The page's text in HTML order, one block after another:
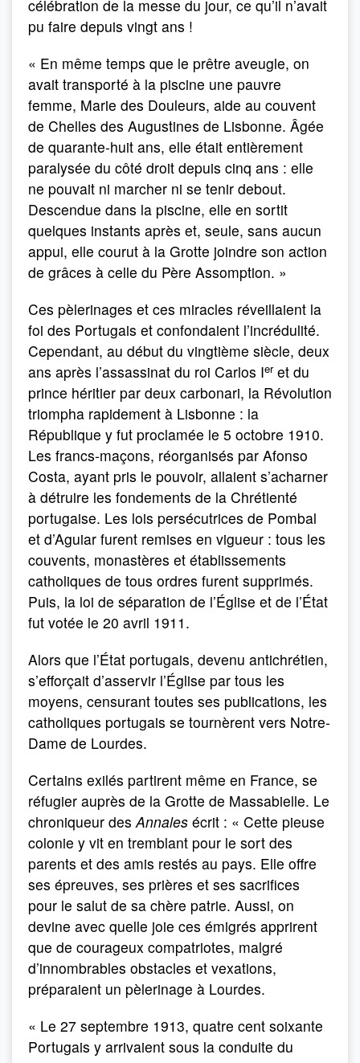
célébration de la messe du jour, ce qu’il n’avait
pu faire depuis vingt ans !
« En même temps que le prêtre aveugle, on
avait transporté à la piscine une pauvre
femme, Marie des Douleurs, aide au couvent
de Chelles des Augustines de Lisbonne. Âgée
de quarante-huit ans, elle était entièrement
paralysée du côté droit depuis cinq ans : elle
ne pouvait ni marcher ni se tenir debout.
Descendue dans la piscine, elle en sortit
quelques instants après et, seule, sans aucun
appui, elle courut à la Grotte joindre son action
de grâces à celle du Père Assomption. »
Ces pèlerinages et ces miracles réveillaient la
foi des Portugais et confondaient l’incrédulité.
Cependant, au début du vingtième siècle, deux
ans après l’assassinat du roi Carlos Ieret du
prince héritier par deux carbonari, la Révolution
triompha rapidement à Lisbonne : la
République y fut proclamée le 5 octobre 1910.
Les francs-maçons, réorganisés par Afonso
Costa, ayant pris le pouvoir, allaient s’acharner
à détruire les fondements de la Chrétienté
portugaise. Les lois persécutrices de Pombal
et d’Aguiar furent remises en vigueur : tous les
couvents, monastères et établissements
catholiques de tous ordres furent supprimés.
Puis, la loi de séparation de l’Église et de l’État
fut votée le 20 avril 1911.
Alors que l’État portugais, devenu antichrétien,
s’efforçait d’asservir l’Église par tous les
moyens, censurant toutes ses publications, les
catholiques portugais se tournèrent vers Notre-
Dame de Lourdes.
Certains exilés partirent même en France, se
réfugier auprès de la Grotte de Massabielle. Le
chroniqueur desAnnales écrit : « Cette pieuse
colonie y vit en tremblant pour le sort des
parents et des amis restés au pays. Elle offre
ses épreuves, ses prières et ses sacrifices
pour le salut de sa chère patrie. Aussi, on
devine avec quelle joie ces émigrés apprirent
que de courageux compatriotes, malgré
d’innombrables obstacles et vexations,
préparaient un pèlerinage à Lourdes.
« Le 27 septembre 1913, quatre cent soixante
Portugais y arrivaient sous la conduite du